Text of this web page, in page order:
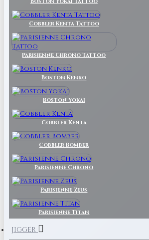
Cobbler Kenta Tattoo
Parisienne Chrono Tattoo
Boston Kenko
Boston Yokai
Cobbler Kenta
Cobbler Bomber
Parisienne Chrono
Parisienne Zeus
Parisienne Titan
JIGGER